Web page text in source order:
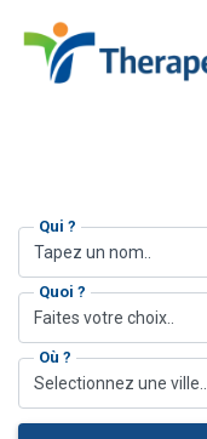
Qui ?
Quoi ?
Faites votre choix..
Où ?
Selectionnez une ville..